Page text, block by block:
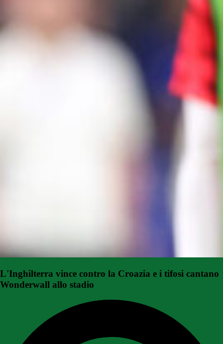
L'Inghilterra vince contro la Croazia e i tifosi cantano
Wonderwall allo stadio